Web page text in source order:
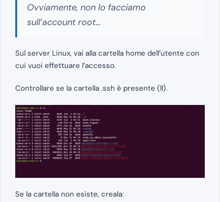
Ovviamente, non lo facciamo
sull’account root…
Sul server Linux, vai alla cartella home dell’utente con
cui vuoi effettuare l’accesso.
Controllare se la cartella .ssh è presente (ll).
Se la cartella non esiste, creala: